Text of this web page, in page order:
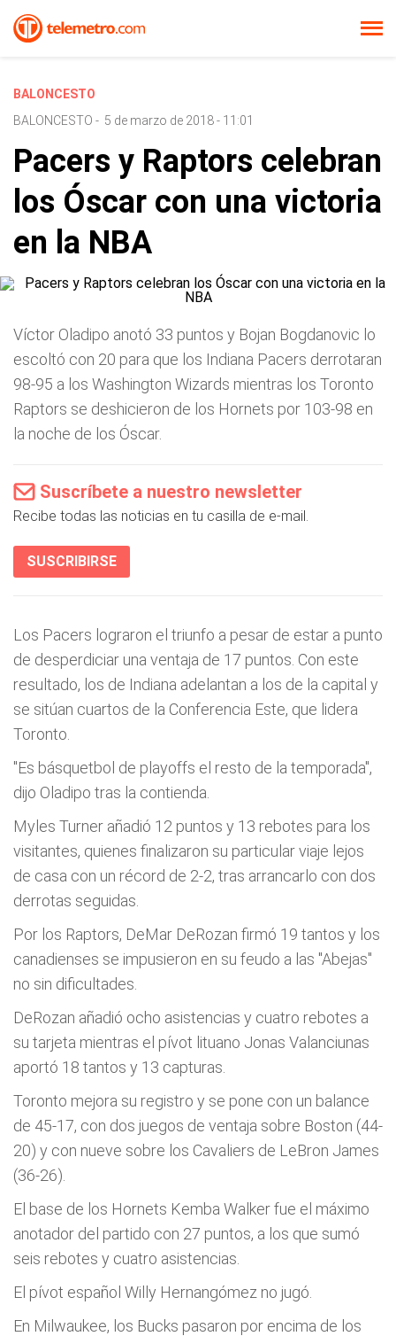
BALONCESTO
BALONCESTO - 5 de marzo de 2018 - 11:01
Pacers y Raptors celebran
los Óscar con una victoria
en la NBA
Víctor Oladipo anotó 33 puntos y Bojan Bogdanovic lo
escoltó con 20 para que los Indiana Pacers derrotaran
98-95 a los Washington Wizards mientras los Toronto
Raptors se deshicieron de los Hornets por 103-98 en
la noche de los Óscar.
Suscríbete a nuestro newsletter
Recibe todas las noticias en tu casilla de e-mail.
SUSCRIBIRSE
Los Pacers lograron el triunfo a pesar de estar a punto
de desperdiciar una ventaja de 17 puntos. Con este
resultado, los de Indiana adelantan a los de la capital y
se sitúan cuartos de la Conferencia Este, que lidera
Toronto.
"Es básquetbol de playoffs el resto de la temporada",
dijo Oladipo tras la contienda.
Myles Turner añadió 12 puntos y 13 rebotes para los
visitantes, quienes finalizaron su particular viaje lejos
de casa con un récord de 2-2, tras arrancarlo con dos
derrotas seguidas.
Por los Raptors, DeMar DeRozan firmó 19 tantos y los
canadienses se impusieron en su feudo a las "Abejas"
no sin dificultades.
DeRozan añadió ocho asistencias y cuatro rebotes a
su tarjeta mientras el pívot lituano Jonas Valanciunas
aportó 18 tantos y 13 capturas.
Toronto mejora su registro y se pone con un balance
de 45-17, con dos juegos de ventaja sobre Boston (44-
20) y con nueve sobre los Cavaliers de LeBron James
(36-26).
El base de los Hornets Kemba Walker fue el máximo
anotador del partido con 27 puntos, a los que sumó
seis rebotes y cuatro asistencias.
El pívot español Willy Hernangómez no jugó.
En Milwaukee, los Bucks pasaron por encima de los